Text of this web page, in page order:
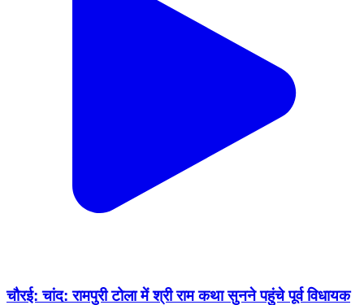
चौरई: चांद: रामपुरी टोला में श्री राम कथा सुनने पहुंचे पूर्व विधायक